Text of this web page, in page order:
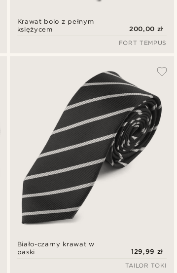
Krawat bolo z pełnym
księżycem
200,00 zł
FORT TEMPUS
Biało-czarny krawat w
paski
129,99 zł
TAILOR TOKI